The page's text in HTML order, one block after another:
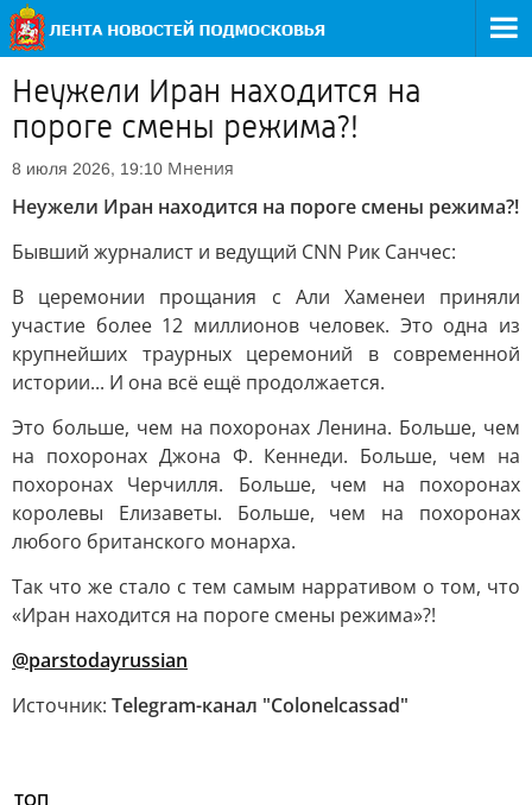
Неужели Иран находится на
пороге смены режима?!
8 июля 2026, 19:10 Мнения
Неужели Иран находится на пороге смены режима?!
Бывший журналист и ведущий CNN Рик Санчес:
В церемонии прощания с Али Хаменеи приняли
участие более 12 миллионов человек. Это одна из
крупнейших траурных церемоний в современной
истории... И она всё ещё продолжается.
Это больше, чем на похоронах Ленина. Больше, чем
на похоронах Джона Ф. Кеннеди. Больше, чем на
похоронах Черчилля. Больше, чем на похоронах
королевы Елизаветы. Больше, чем на похоронах
любого британского монарха.
Так что же стало с тем самым нарративом о том, что
«Иран находится на пороге смены режима»?!
@parstodayrussian
Источник: Telegram-канал "Colonelcassad"
ТОП